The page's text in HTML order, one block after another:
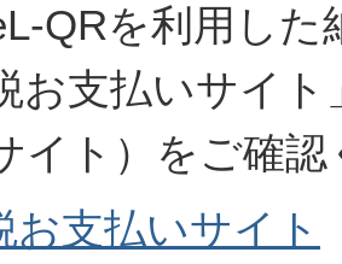
QRを利用した
お支払いサイ
イト）をご確
お支払いサイト